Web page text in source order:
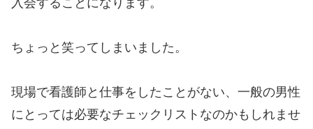
ちょっと笑ってしまいました。
現場で看護師と仕事をしたことがない、一般の男性
にとっては必要なチェックリストなのかもしれませ